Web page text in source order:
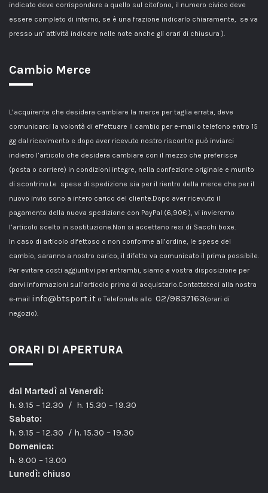
indicato deve corrispondere a quello sul citofono, il numero civico deve
essere completo di interno, se è una frazione indicarlo chiaramente, se va
presso un’ attività indicare nelle note anche gli orari di chiusura ).
Cambio Merce
L’acquirente che desidera cambiare la merce per taglia errata, deve
comunicarci la volontà di effettuare il cambio per e-mail o telefono entro 15
gg dal ricevimento e dopo aver ricevuto nostro riscontro può inviarci
indietro l’articolo che desidera cambiare con il mezzo che preferisce
(posta o corriere) in condizioni integre, nella confezione originale e munito
di scontrino.Le spese di spedizione sia per il rientro della merce che per il
nuovo invio sono a intero carico del cliente.Dopo aver ricevuto il
pagamento della nuova spedizione con PayPal (6,90€ ), vi invieremo
l’articolo scelto in sostituzione.Non si accettano resi di Sacchi boxe.
In caso di articolo difettoso o non conforme all’ordine, le spese del
cambio, saranno a nostro carico, il difetto va comunicato il prima possibile.
Per evitare costi aggiuntivi per entrambi, siamo a vostra disposizione per
darvi informazioni sull’articolo prima di acquistarlo.Contattateci alla nostra
e-mail info@btsport.it o Telefonate allo 02/9837163(orari di
negozio).
ORARI DI APERTURA
dal Martedì al Venerdì:
h. 9.15 – 12.30 / h. 15.30 – 19.30
Sabato:
h. 9.15 – 12.30 / h. 15.30 – 19.30
Domenica:
h. 9.00 – 13.00
Lunedì: chiuso